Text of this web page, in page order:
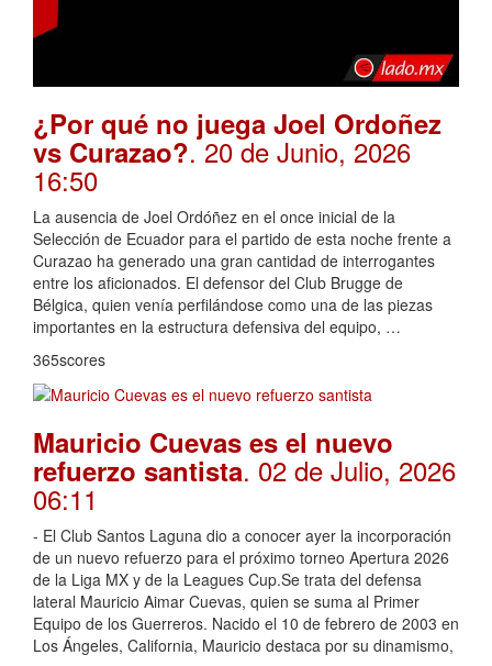
¿Por qué no juega Joel Ordoñez
vs Curazao?. 20 de Junio, 2026
16:50
La ausencia de Joel Ordóñez en el once inicial de la
Selección de Ecuador para el partido de esta noche frente a
Curazao ha generado una gran cantidad de interrogantes
entre los aficionados. El defensor del Club Brugge de
Bélgica, quien venía perfilándose como una de las piezas
importantes en la estructura defensiva del equipo, …
365scores
Mauricio Cuevas es el nuevo
refuerzo santista. 02 de Julio, 2026
06:11
- El Club Santos Laguna dio a conocer ayer la incorporación
de un nuevo refuerzo para el próximo torneo Apertura 2026
de la Liga MX y de la Leagues Cup.Se trata del defensa
lateral Mauricio Aimar Cuevas, quien se suma al Primer
Equipo de los Guerreros. Nacido el 10 de febrero de 2003 en
Los Ángeles, California, Mauricio destaca por su dinamismo,